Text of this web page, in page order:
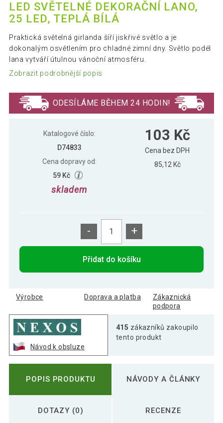
LED SVĚTELNÉ DEKORAČNÍ LANO,
25 LED, TEPLÁ BÍLÁ
Praktická světelná girlanda šíří jiskřivé světlo a je
dokonalým osvětlením pro chladné zimní dny. Světlo podél
lana vytváří útulnou vánoční atmosféru.
Zobrazit podrobnější popis
ODESÍLÁME BĚHEM 24 HODIN!
Katalogové číslo:
D74833
Cena dopravy od:
59 Kč
skladem
103 Kč
Cena bez DPH
85,12 Kč
- +
Přidat do košíku
Výrobce Doprava a platba
Zákaznická
podpora
Návod k obsluze
415 zákazníků zakoupilo
tento produkt
POPIS PRODUKTU NÁVODY A ČLÁNKY
DOTAZY (0) RECENZE